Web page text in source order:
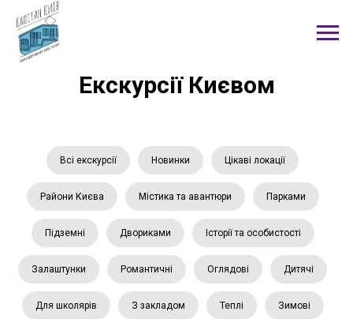
Екскурсії Києвом
Всі екскурсії Новинки Цікаві локації
Райони Києва Містика та авантюри Парками
Підземні Двориками Історії та особистості
Залаштунки Романтичні Оглядові Дитячі
Для школярів З закладом Теплі Зимові